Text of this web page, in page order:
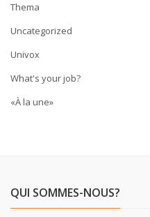
Thema
Uncategorized
Univox
What's your job?
«À la une»
QUI SOMMES-NOUS?